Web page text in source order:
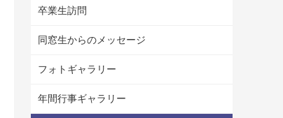
卒業生訪問
同窓生からのメッセージ
フォトギャラリー
年間行事ギャラリー